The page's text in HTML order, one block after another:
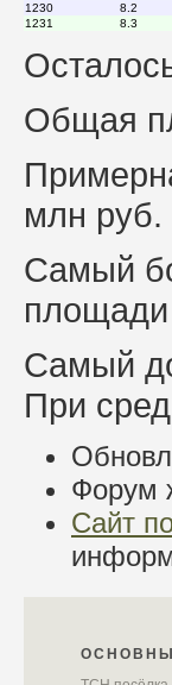
1230
8.2
1231
8.3
Общая
млн руб.
Самый
площади
Самый
При
Форум
Сайт